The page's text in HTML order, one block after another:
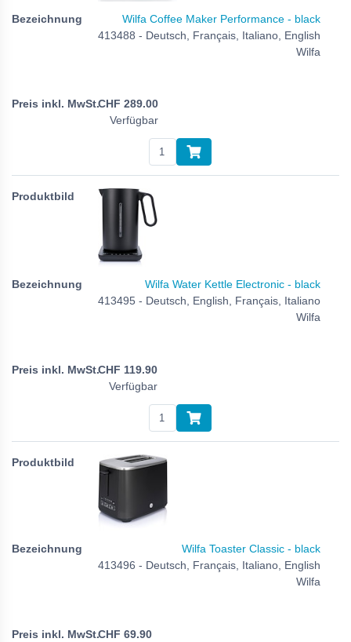
Wilfa Coffee Maker Performance - black
413488 - Deutsch, Français, Italiano, English
Wilfa
CHF 289.00
Verfügbar
Wilfa Water Kettle Electronic - black
413495 - Deutsch, English, Français, Italiano
Wilfa
CHF 119.90
Verfügbar
Wilfa Toaster Classic - black
413496 - Deutsch, Français, Italiano, English
Wilfa
CHF 69.90